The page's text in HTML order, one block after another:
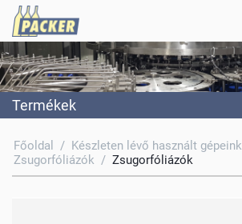
Termékek
Főoldal / Készleten lévő használt gépeink
Zsugorfóliázók / Zsugorfóliázók